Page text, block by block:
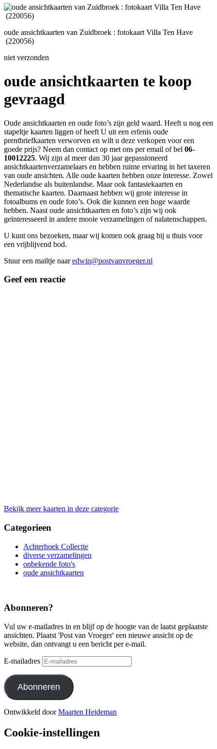
oude ansichtkaarten van Zuidbroek : fotokaart Villa Ten Have
(220056)
niet verzonden
oude ansichtkaarten te koop
gevraagd
Oude ansichtkaarten en oude foto’s zijn geld waard. Heeft u nog een
stapeltje kaarten liggen of heeft U uit een erfenis oude
prentbriefkaarten verworven en wilt u deze verkopen voor een
goede prijs? Neem dan contact op met ons per email of bel 06-
10012225. Wij zijn al meer dan 30 jaar gepassioneerd
ansichtkaartenverzamelaars en hebben ruime ervaring in het taxeren
van oude ansichten. Alle oude kaarten hebben onze interesse. Zowel
Nederlandse als buitenlandse. Maar ook fantasiekaarten en
thematische kaarten. Daarnaast hebben wij grote interesse in
fotoalbums en oude foto’s. Ook die kunnen een hoge waarde
hebben. Naast oude ansichtkaarten en foto’s zijn wij ook
geïnteresseerd in andere mooie verzamelingen of nalatenschappen.
U kunt ons bezoeken, maar wij komen ook graag bij u thuis voor
een vrijblijvend bod.
Stuur een mailtje naaredwin@postvanvroeger.nl
Geef een reactie
Bekijk meer kaarten in deze categorie
Categorieen
Achterhoek Collectie
diverse verzamelingen
onbekende foto's
oude ansichtkaarten
Abonneren?
Vul uw e-mailadres in en blijf op de hoogte van de laatst geplaatste
ansichten. Plaatst 'Post van Vroeger' een nieuwe ansicht op de
website, dan ontvangt u een bericht per e-mail.
E-mailadres
Abonneren
Ontwikkeld doorMaarten Heideman
Cookie-instellingen